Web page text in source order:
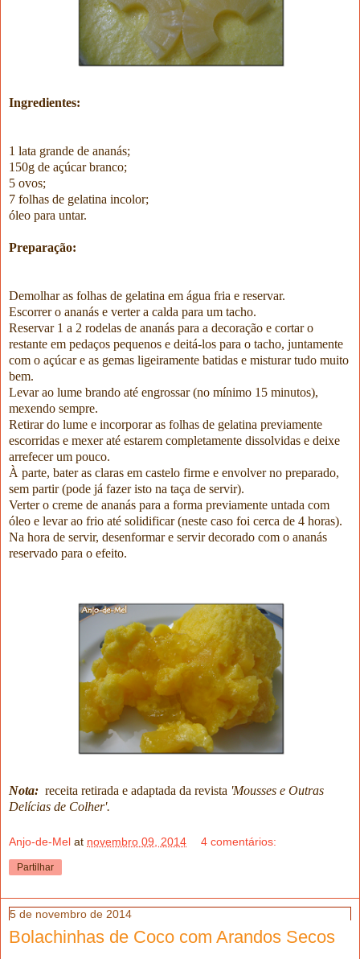
Ingredientes:
1 lata grande de ananás;
150g de açúcar branco;
5 ovos;
7 folhas de gelatina incolor;
óleo para untar.
Preparação:
Demolhar as folhas de gelatina em água fria e reservar.
Escorrer o ananás e verter a calda para um tacho.
Reservar 1 a 2 rodelas de ananás para a decoração e cortar o
restante em pedaços pequenos e deitá-los para o tacho, juntamente
com o açúcar e as gemas ligeiramente batidas e misturar tudo muito
bem.
Levar ao lume brando até engrossar (no mínimo 15 minutos),
mexendo sempre.
Retirar do lume e incorporar as folhas de gelatina previamente
escorridas e mexer até estarem completamente dissolvidas e deixe
arrefecer um pouco.
À parte, bater as claras em castelo firme e envolver no preparado,
sem partir (pode já fazer isto na taça de servir).
Verter o creme de ananás para a forma previamente untada com
óleo e levar ao frio até solidificar (neste caso foi cerca de 4 horas).
Na hora de servir, desenformar e servir decorado com o ananás
reservado para o efeito.
Nota: receita retirada e adaptada da revista 'Mousses e Outras
Delícias de Colher'.
Anjo-de-Mel at novembro 09, 2014 4 comentários:
Partilhar
5 de novembro de 2014
Bolachinhas de Coco com Arandos Secos